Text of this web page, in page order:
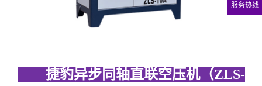
捷豹异步同轴直联空压机（ZLS-
服务热线